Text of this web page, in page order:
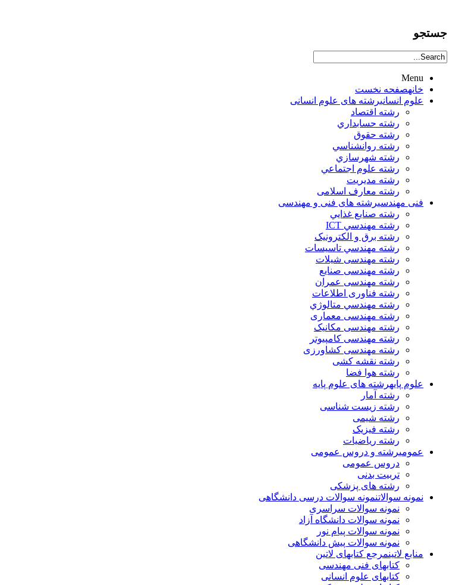
جستجو
Menu
خانهصفحه نخست
علوم انسانيرشته های علوم انسانی
رشته اقتصاد
رشته حسابداري
رشته حقوق
رشته روانشناسي
رشته شهرسازي
رشته علوم اجتماعي
رشته مديريت
رشته معارف اسلامی
فنی مهندسیرشته های فنی و مهندسی
رشته صنايع غذايي
رشته مهندسي ICT
رشته برق و الکترونيک
رشته مهندسي تاسيسات
رشته مهندسی شیلات
رشته مهندسی صنایع
رشته مهندسی عمران
رشته فناوری اطلاعات
رشته مهندسي متالوژي
رشته مهندسی معماری
رشته مهندسی مکانیک
رشته مهندسی کامپیوتر
رشته مهندسی کشاورزی
رشته نقشه کشی
رشته هوا فضا
علوم پایهرشته های علوم پایه
رشته آمار
رشته زیست شناسی
رشته شیمی
رشته فیزیک
رشته ریاضیات
عمومیرشته و دروس عمومی
دروس عمومی
تربیت بدنی
رشته های پزشکی
نمونه سوالاتنمونه سوالات درسی دانشگاهی
نمونه سوالات سراسری
نمونه سوالات دانشگاه آزاد
نمونه سوالات پیام نور
نمونه سوالات پیش دانشگاهی
منابع لاتینمرجع کتابهای لاتین
کتابهای فنی مهندسی
کتابهای علوم انسانی